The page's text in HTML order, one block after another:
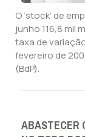
O ‘stock’ de
junho 116,8 mil
taxa de
fevereiro de
(BdP).
ABASTECER